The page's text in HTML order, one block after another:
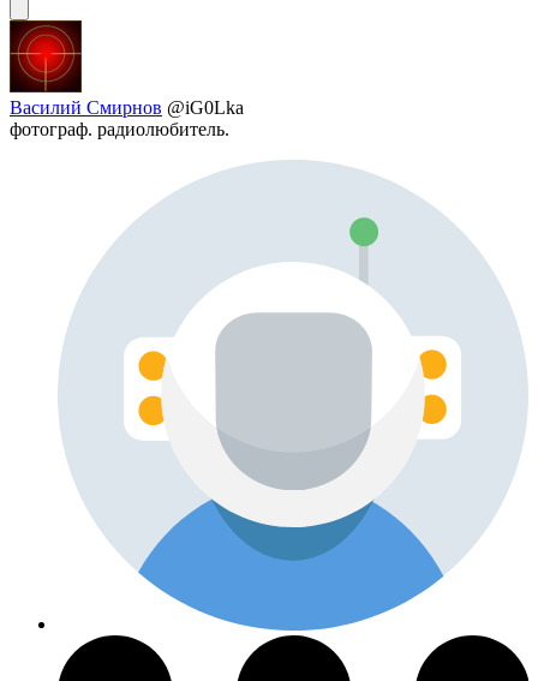
Василий Смирнов @iG0Lka
фотограф. радиолюбитель.